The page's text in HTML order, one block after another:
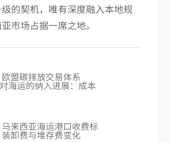
的契机，唯有深度融入本地规
市场占据一席之地。
盟碳排放交易体系
海运的纳入进展：成本
来西亚海运港口收费标
卸费与堆存费变化